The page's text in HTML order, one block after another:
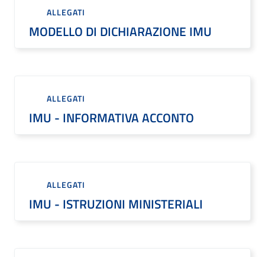
ALLEGATI
MODELLO DI DICHIARAZIONE IMU
ALLEGATI
IMU - INFORMATIVA ACCONTO
ALLEGATI
IMU - ISTRUZIONI MINISTERIALI